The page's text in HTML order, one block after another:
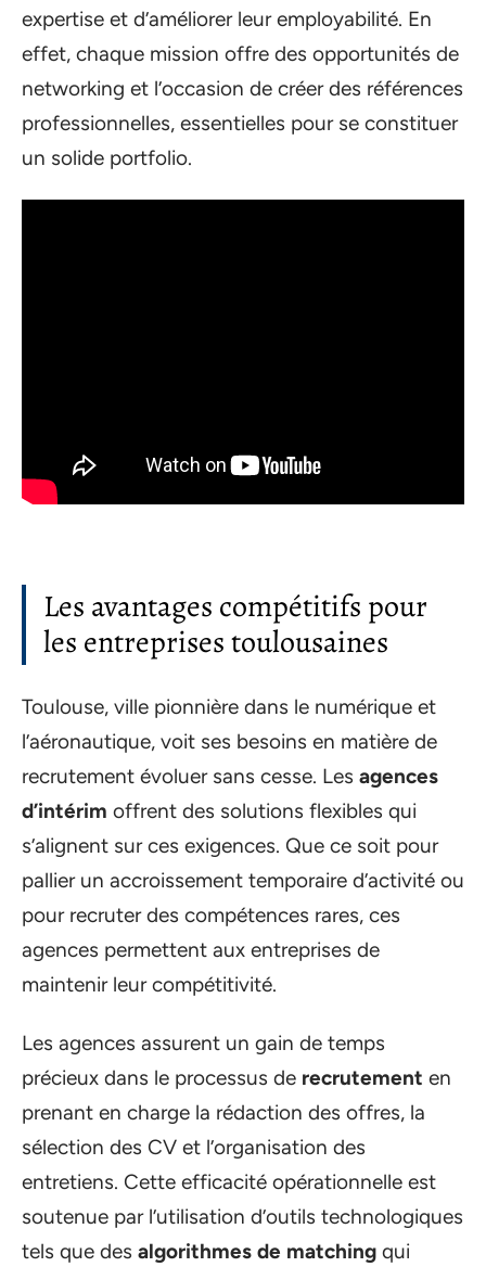
expertise et d’améliorer leur employabilité. En
effet, chaque mission offre des opportunités de
networking et l’occasion de créer des références
professionnelles, essentielles pour se constituer
un solide portfolio.
Les avantages compétitifs pour
les entreprises toulousaines
Toulouse, ville pionnière dans le numérique et
l’aéronautique, voit ses besoins en matière de
recrutement évoluer sans cesse. Les agences
d’intérim offrent des solutions flexibles qui
s’alignent sur ces exigences. Que ce soit pour
pallier un accroissement temporaire d’activité ou
pour recruter des compétences rares, ces
agences permettent aux entreprises de
maintenir leur compétitivité.
Les agences assurent un gain de temps
précieux dans le processus de recrutement en
prenant en charge la rédaction des offres, la
sélection des CV et l’organisation des
entretiens. Cette efficacité opérationnelle est
soutenue par l’utilisation d’outils technologiques
tels que des algorithmes de matching qui